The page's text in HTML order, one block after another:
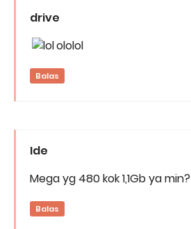
drive
ololol
Balas
Ide
Mega yg 480 kok 1,1Gb ya min?
Balas